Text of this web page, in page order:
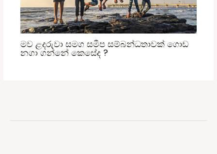
මව ළදරුවා සමග සමීප සම්බන්ධතාවක් ගොඩ
නගා ගන්නේ කෙසේද ?